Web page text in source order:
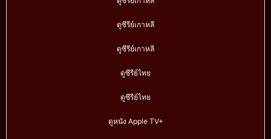
ดูซีรีย์เกาหลี
ดูซีรีย์เกาหลี
ดูซีรีย์ไทย
ดูซีรีย์ไทย
ดูหนัง Apple TV+